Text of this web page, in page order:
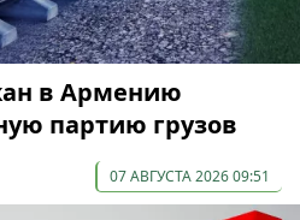
в Армению
партию грузов
07 АВГУСТА 2026 09:51